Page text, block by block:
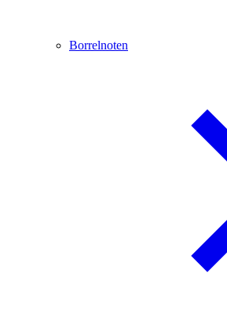
Borrelnoten